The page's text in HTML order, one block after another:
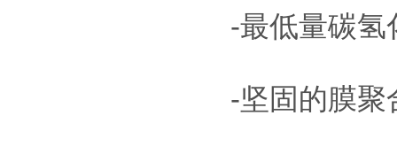
-最低量碳氢
-坚固的膜聚